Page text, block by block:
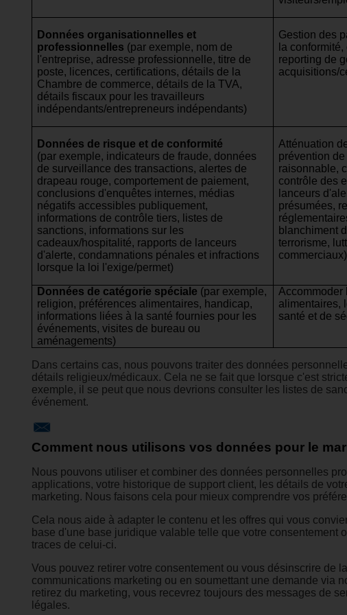
Données organisationnelles et
professionnelles (par exemple, nom de
l'entreprise, adresse professionnelle, titre de
poste, licences, certifications, détails de la
Chambre de commerce, détails de la TVA,
détails fiscaux pour les travailleurs
indépendants/entrepreneurs indépendants)
Gestion des
la
reporting de
acquisitions/
Données de risque et de conformité
(par exemple, indicateurs de fraude, données
de surveillance des transactions, alertes de
drapeau rouge, comportement de paiement,
conclusions d'enquêtes internes, médias
négatifs accessibles publiquement,
informations de contrôle tiers, listes de
sanctions, informations sur les
cadeaux/hospitalité, rapports de lanceurs
d'alerte, condamnations pénales et infractions
lorsque la loi l'exige/permet)
Atténuation
prévention
raisonnable,
contrôle des
lanceurs
présumées,
blanchiment
terrorisme,
commerciaux)
Données de catégorie spéciale (par exemple,
religion, préférences alimentaires, handicap,
informations liées à la santé fournies pour les
événements, visites de bureau ou
aménagements)
Accommoder
alimentaires,
santé et de
Dans certains cas, nous pouvons traiter des données
détails religieux/médicaux. Cela ne se fait que lorsque c'est
exemple, il se peut que nous devrions consulter les listes de
événement.
Comment nous utilisons vos données pour le
Nous pouvons utiliser et combiner des données personnelles
applications, votre historique de support client, les détails de
marketing. Nous faisons cela pour mieux comprendre vos
Cela nous aide à adapter le contenu et les offres qui vous
base d'une base juridique valable telle que votre consentement
traces de celui-ci.
Vous pouvez retirer votre consentement ou vous désinscrire de
communications marketing ou en soumettant une demande via
retirez du marketing, vous recevrez toujours des messages de
légales.